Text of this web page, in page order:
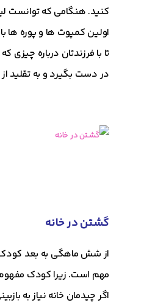
کنید. هنگامی که توانست
اولین کمپوت ها و پوره ها
تا با فرزندتان درباره
در دست بگیرد و به تقلید
گشتن در خانه
از شش ماهگی به بعد کودک
مهم است. زیرا کودک مفهوم
اگر چیدمان خانه نیاز به